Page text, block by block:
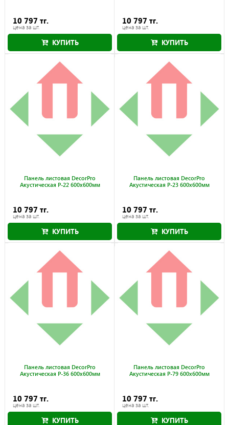
10 797 тг.
цена за шт.
КУПИТЬ
10 797 тг.
цена за шт.
КУПИТЬ
Панель листовая DecorPro
Акустическая P-22 600x600мм
10 797 тг.
цена за шт.
КУПИТЬ
Панель листовая DecorPro
Акустическая P-23 600x600мм
10 797 тг.
цена за шт.
КУПИТЬ
Панель листовая DecorPro
Акустическая P-36 600x600мм
10 797 тг.
цена за шт.
КУПИТЬ
Панель листовая DecorPro
Акустическая P-79 600x600мм
10 797 тг.
цена за шт.
КУПИТЬ